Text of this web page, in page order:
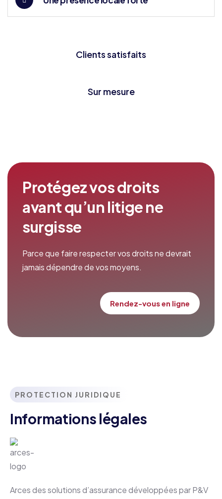
Clients satisfaits
Sur mesure
Protégez vos droits
avant qu’un litige ne
surgisse
Parce que faire respecter vos droits ne devrait
jamais dépendre de vos moyens.
Rendez-vous en ligne
PROTECTION JURIDIQUE
Informations légales
Arces des solutions d’assurance développées par P&V